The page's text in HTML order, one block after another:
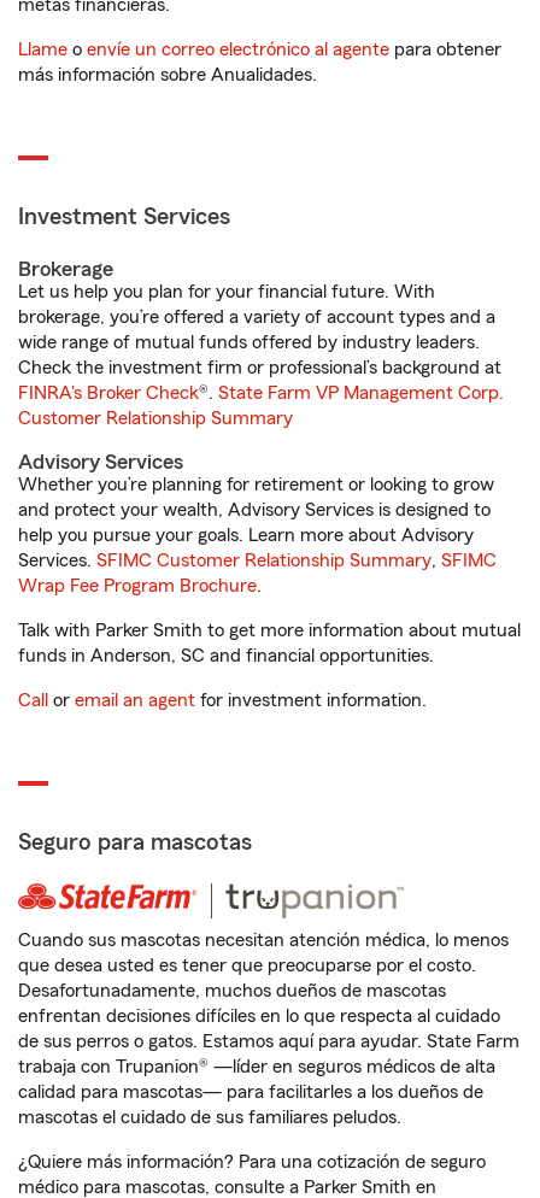
metas financieras.
Llame o envíe un correo electrónico al agente para obtener
más información sobre Anualidades.
Investment Services
Brokerage
Let us help you plan for your financial future. With
brokerage, you’re offered a variety of account types and a
wide range of mutual funds offered by industry leaders.
Check the investment firm or professional’s background at
FINRA's Broker Check®. State Farm VP Management Corp.
Customer Relationship Summary
Advisory Services
Whether you’re planning for retirement or looking to grow
and protect your wealth, Advisory Services is designed to
help you pursue your goals. Learn more about Advisory
Services. SFIMC Customer Relationship Summary, SFIMC
Wrap Fee Program Brochure.
Talk with Parker Smith to get more information about mutual
funds in Anderson, SC and financial opportunities.
Call or email an agent for investment information.
Seguro para mascotas
Cuando sus mascotas necesitan atención médica, lo menos
que desea usted es tener que preocuparse por el costo.
Desafortunadamente, muchos dueños de mascotas
enfrentan decisiones difíciles en lo que respecta al cuidado
de sus perros o gatos. Estamos aquí para ayudar. State Farm
trabaja con Trupanion® —líder en seguros médicos de alta
calidad para mascotas— para facilitarles a los dueños de
mascotas el cuidado de sus familiares peludos.
¿Quiere más información? Para una cotización de seguro
médico para mascotas, consulte a Parker Smith en